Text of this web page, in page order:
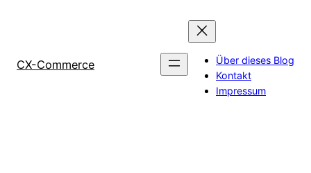
CX-Commerce
Über dieses Blog
Kontakt
Impressum